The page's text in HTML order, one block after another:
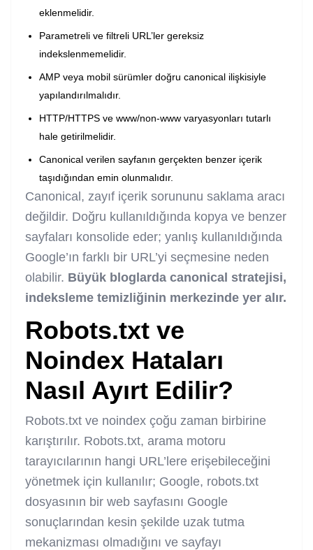
eklenmelidir.
Parametreli ve filtreli URL’ler gereksiz
indekslenmemelidir.
AMP veya mobil sürümler doğru canonical ilişkisiyle
yapılandırılmalıdır.
HTTP/HTTPS ve www/non-www varyasyonları tutarlı
hale getirilmelidir.
Canonical verilen sayfanın gerçekten benzer içerik
taşıdığından emin olunmalıdır.
Canonical, zayıf içerik sorununu saklama aracı
değildir. Doğru kullanıldığında kopya ve benzer
sayfaları konsolide eder; yanlış kullanıldığında
Google’ın farklı bir URL’yi seçmesine neden
olabilir. Büyük bloglarda canonical stratejisi,
indeksleme temizliğinin merkezinde yer alır.
Robots.txt ve
Noindex Hataları
Nasıl Ayırt Edilir?
Robots.txt ve noindex çoğu zaman birbirine
karıştırılır. Robots.txt, arama motoru
tarayıcılarının hangi URL’lere erişebileceğini
yönetmek için kullanılır; Google, robots.txt
dosyasının bir web sayfasını Google
sonuçlarından kesin şekilde uzak tutma
mekanizması olmadığını ve sayfayı